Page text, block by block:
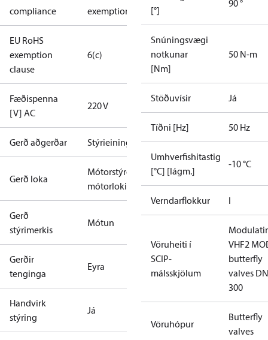
compliance
exemptions
EU RoHS
exemption
clause
6(c)
Fæðispenna
[V] AC
220 V
Gerð aðgerðar Stýrieining
Gerð loka
Mótorstýrður
mótorloki
Gerð
stýrimerkis
Mótun
Gerðir
tenginga
Eyra
Handvirk
stýring
Já
[°]
90 °
Snúningsvægi
notkunar
[Nm]
50 N-m
Stöðuvísir Já
Tíðni [Hz] 50 Hz
Umhverfishitastig
[°C] [lágm.]
-10 °C
Verndarflokkur I
Vöruheiti í
SCIP-
málsskjölum
VHF2
butterfly
valves
300
Vöruhópur
Butterfly
valves